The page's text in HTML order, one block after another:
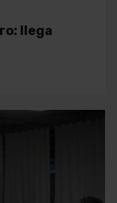
llega